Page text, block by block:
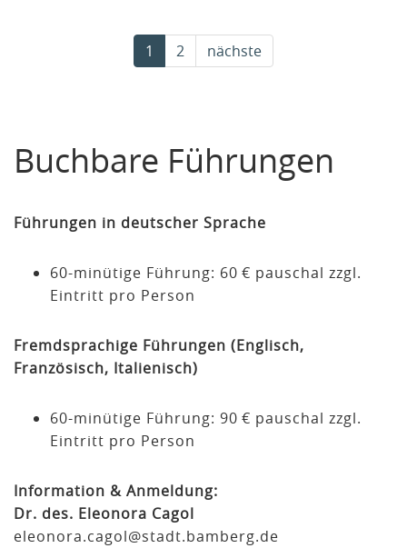
1 2 nächste
Buchbare Führungen
Führungen in deutscher Sprache
60-minütige Führung: 60 € pauschal zzgl.
Eintritt pro Person
Fremdsprachige Führungen (Englisch,
Französisch, Italienisch)
60-minütige Führung: 90 € pauschal zzgl.
Eintritt pro Person
Information & Anmeldung:
Dr. des. Eleonora Cagol
eleonora.cagol@stadt.bamberg.de